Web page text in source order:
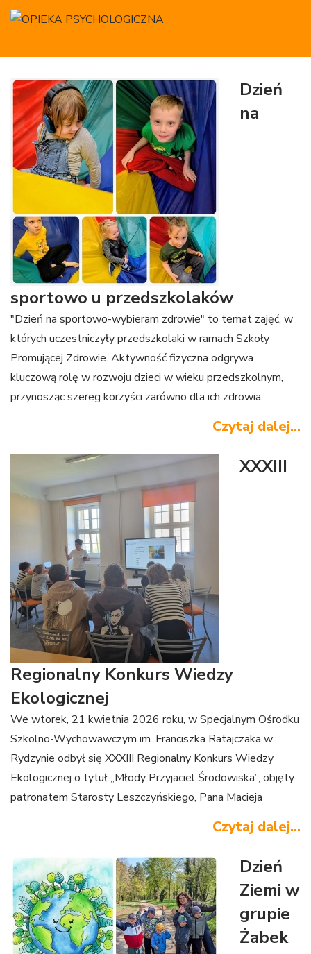
Dzień
na
sportowo u przedszkolaków
"Dzień na sportowo-wybieram zdrowie" to temat zajęć, w
których uczestniczyły przedszkolaki w ramach Szkoły
Promującej Zdrowie. Aktywność fizyczna odgrywa
kluczową rolę w rozwoju dzieci w wieku przedszkolnym,
przynosząc szereg korzyści zarówno dla ich zdrowia
Czytaj dalej...
XXXIII
Regionalny Konkurs Wiedzy
Ekologicznej
We wtorek, 21 kwietnia 2026 roku, w Specjalnym Ośrodku
Szkolno-Wychowawczym im. Franciszka Ratajczaka w
Rydzynie odbył się XXXIII Regionalny Konkurs Wiedzy
Ekologicznej o tytuł „Młody Przyjaciel Środowiska”, objęty
patronatem Starosty Leszczyńskiego, Pana Macieja
Organizatorami konkursu byli Powiat Leszczyński,
Specjalny Ośrodek Szkolno-Wychowawczy im. Franciszka
Ratajczaka w Rydzynie oraz Stowarzyszenie „Podaruj
Dzieciom Radość”.
Czytaj dalej...
Dzień
Ziemi w
grupie
Żabek